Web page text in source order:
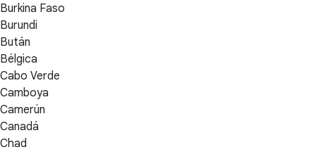
Burkina Faso
Burundi
Bután
Bélgica
Cabo Verde
Camboya
Camerún
Canadá
Chad